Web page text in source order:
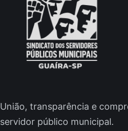
União, transparência e
servidor público municipal.